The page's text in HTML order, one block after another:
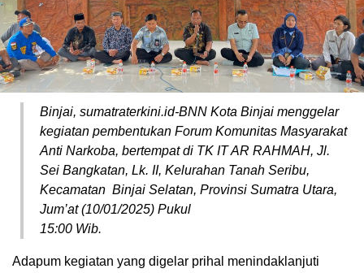
Binjai, sumatraterkini.id-BNN Kota Binjai menggelar
kegiatan pembentukan Forum Komunitas Masyarakat
Anti Narkoba, bertempat di TK IT AR RAHMAH, Jl.
Sei Bangkatan, Lk. II, Kelurahan Tanah Seribu,
Kecamatan Binjai Selatan, Provinsi Sumatra Utara,
Jum’at (10/01/2025) Pukul
15:00 Wib.
Adapum kegiatan yang digelar prihal menindaklanjuti